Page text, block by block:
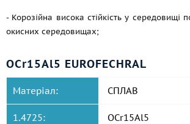
- Корозійна висока стійкість у середовищі
окисних середовищах;
OCr15Al5 EUROFECHRAL
Матеріал: СПЛАВ
1.4725: OCr15Al5